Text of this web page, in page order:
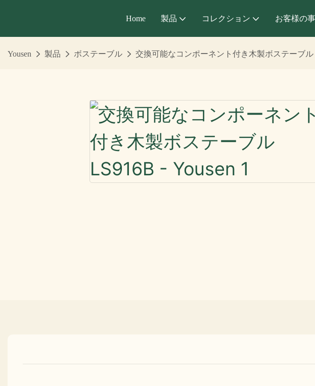
Home 製品 コレクション お客様の
Yousen 製品 ボステーブル 交換可能なコンポーネント付き木製ボステーブル